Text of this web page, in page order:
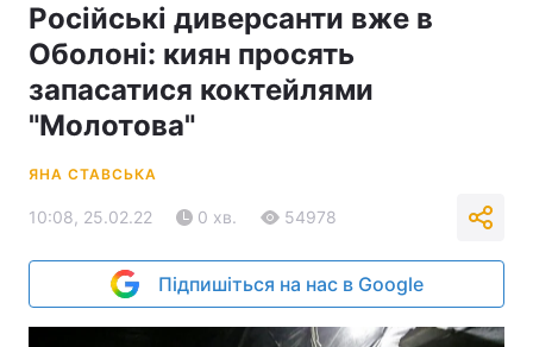
Російські диверсанти вже в
Оболоні: киян просять
запасатися коктейлями
"Молотова"
ЯНА СТАВСЬКА
10:08, 25.02.22 0 хв. 54978
Підпишіться на нас в Google